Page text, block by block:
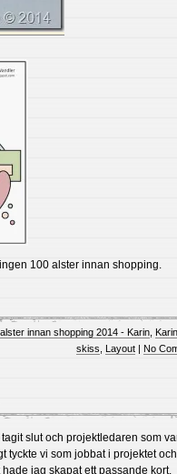
100 alster innan shopping.
innan shopping 2014 - Karin
skiss Layout | No
slut och projektledaren som
tyckte vi som jobbat i projektet
jag skapat ett passande kort.